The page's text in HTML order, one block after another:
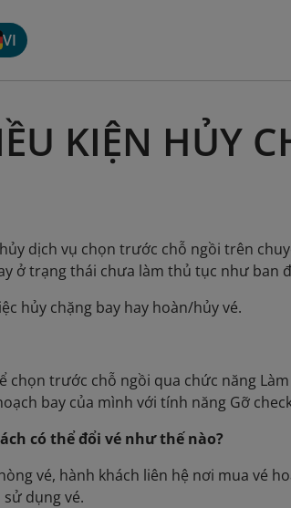
VI
KIỆN HỦY
dịch vụ chọn trước chỗ ngồi trên
ở trạng thái chưa làm thủ tục như ban
hủy chặng bay hay hoàn/hủy vé.
chọn trước chỗ ngồi qua chức năng
bay của mình với tính năng Gỡ
có thể đổi vé như thế nào?
vé, hành khách liên hệ nơi mua vé
dụng vé.